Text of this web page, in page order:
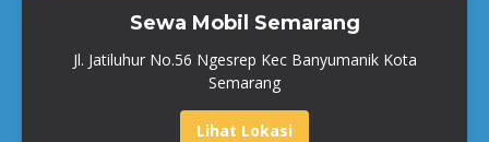
Sewa Mobil Semarang
Jl. Jatiluhur No.56 Ngesrep Kec Banyumanik Kota
Semarang
Lihat Lokasi